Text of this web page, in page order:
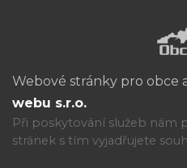
Webové stránky pro obce
webu s.r.o.
Při poskytování služeb nám
stránek s tím vyjadřujete